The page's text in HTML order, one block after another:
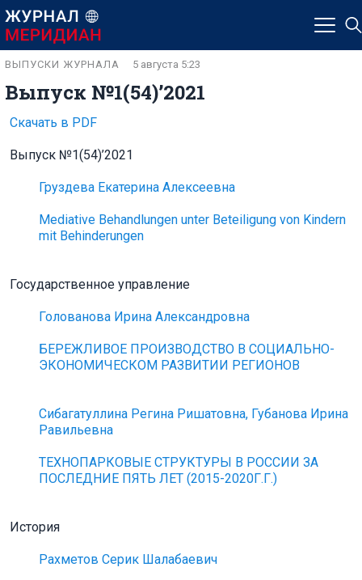
Выпуск №1(54)’2021
ВЫПУСКИ ЖУРНАЛА 5 августа 5:23
Скачать в PDF
Выпуск №1(54)’2021
Груздева Екатерина Алексеевна
Mediative Behandlungen unter Beteiligung von Kindern
mit Behinderungen
Государственное управление
Голованова Ирина Александровна
БЕРЕЖЛИВОЕ ПРОИЗВОДСТВО В СОЦИАЛЬНО-
ЭКОНОМИЧЕСКОМ РАЗВИТИИ РЕГИОНОВ
Сибагатуллина Регина Ришатовна, Губанова Ирина
Равильевна
ТЕХНОПАРКОВЫЕ СТРУКТУРЫ В РОССИИ ЗА
ПОСЛЕДНИЕ ПЯТЬ ЛЕТ (2015-2020Г.Г.)
История
Рахметов Серик Шалабаевич